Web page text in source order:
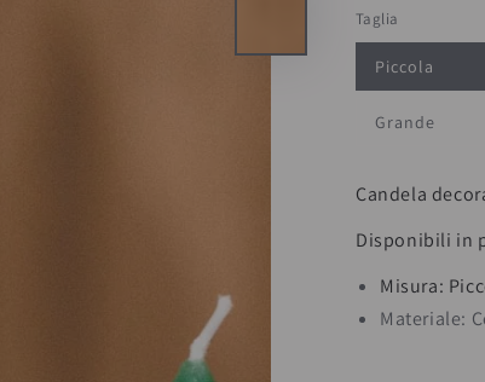
Taglia
Piccola
Grande
Candela
Disponibili in
Misura:
Materiale: